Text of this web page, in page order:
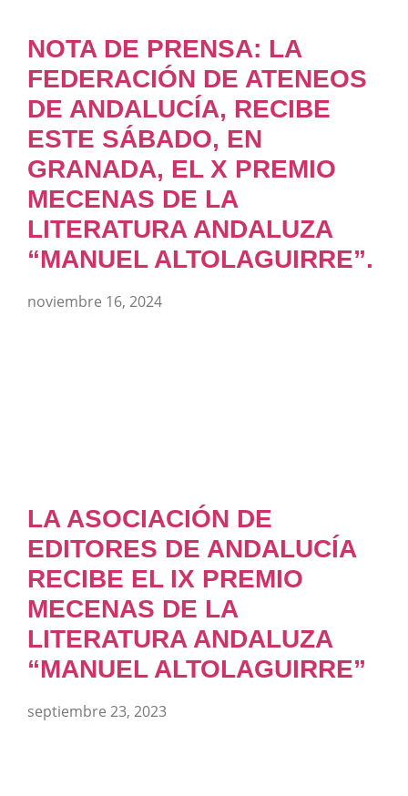
NOTA DE PRENSA: LA
FEDERACIÓN DE ATENEOS
DE ANDALUCÍA, RECIBE
ESTE SÁBADO, EN
GRANADA, EL X PREMIO
MECENAS DE LA
LITERATURA ANDALUZA
“MANUEL ALTOLAGUIRRE”.
noviembre 16, 2024
LA ASOCIACIÓN DE
EDITORES DE ANDALUCÍA
RECIBE EL IX PREMIO
MECENAS DE LA
LITERATURA ANDALUZA
“MANUEL ALTOLAGUIRRE”
septiembre 23, 2023